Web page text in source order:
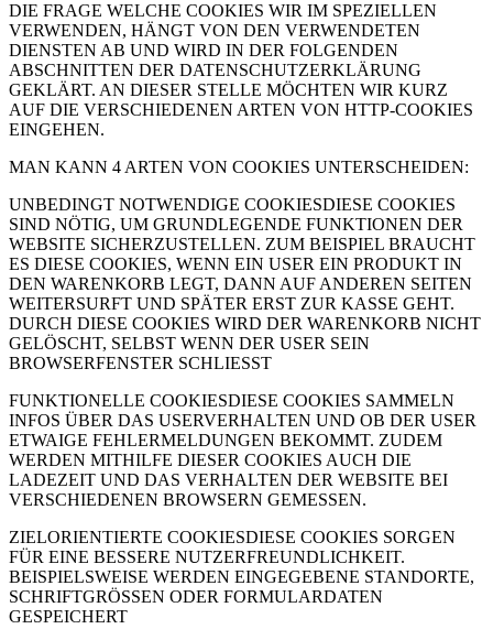
DIE FRAGE WELCHE COOKIES WIR IM SPEZIELLEN
VERWENDEN, HÄNGT VON DEN VERWENDETEN
DIENSTEN AB UND WIRD IN DER FOLGENDEN
ABSCHNITTEN DER DATENSCHUTZERKLÄRUNG
GEKLÄRT. AN DIESER STELLE MÖCHTEN WIR KURZ
AUF DIE VERSCHIEDENEN ARTEN VON HTTP-COOKIES
EINGEHEN.
MAN KANN 4 ARTEN VON COOKIES UNTERSCHEIDEN:
UNBEDINGT NOTWENDIGE COOKIESDIESE COOKIES
SIND NÖTIG, UM GRUNDLEGENDE FUNKTIONEN DER
WEBSITE SICHERZUSTELLEN. ZUM BEISPIEL BRAUCHT
ES DIESE COOKIES, WENN EIN USER EIN PRODUKT IN
DEN WARENKORB LEGT, DANN AUF ANDEREN SEITEN
WEITERSURFT UND SPÄTER ERST ZUR KASSE GEHT.
DURCH DIESE COOKIES WIRD DER WARENKORB NICHT
GELÖSCHT, SELBST WENN DER USER SEIN
BROWSERFENSTER SCHLIESST
FUNKTIONELLE COOKIESDIESE COOKIES SAMMELN
INFOS ÜBER DAS USERVERHALTEN UND OB DER USER
ETWAIGE FEHLERMELDUNGEN BEKOMMT. ZUDEM
WERDEN MITHILFE DIESER COOKIES AUCH DIE
LADEZEIT UND DAS VERHALTEN DER WEBSITE BEI
VERSCHIEDENEN BROWSERN GEMESSEN.
ZIELORIENTIERTE COOKIESDIESE COOKIES SORGEN
FÜR EINE BESSERE NUTZERFREUNDLICHKEIT.
BEISPIELSWEISE WERDEN EINGEGEBENE STANDORTE,
SCHRIFTGRÖSSEN ODER FORMULARDATEN
GESPEICHERT